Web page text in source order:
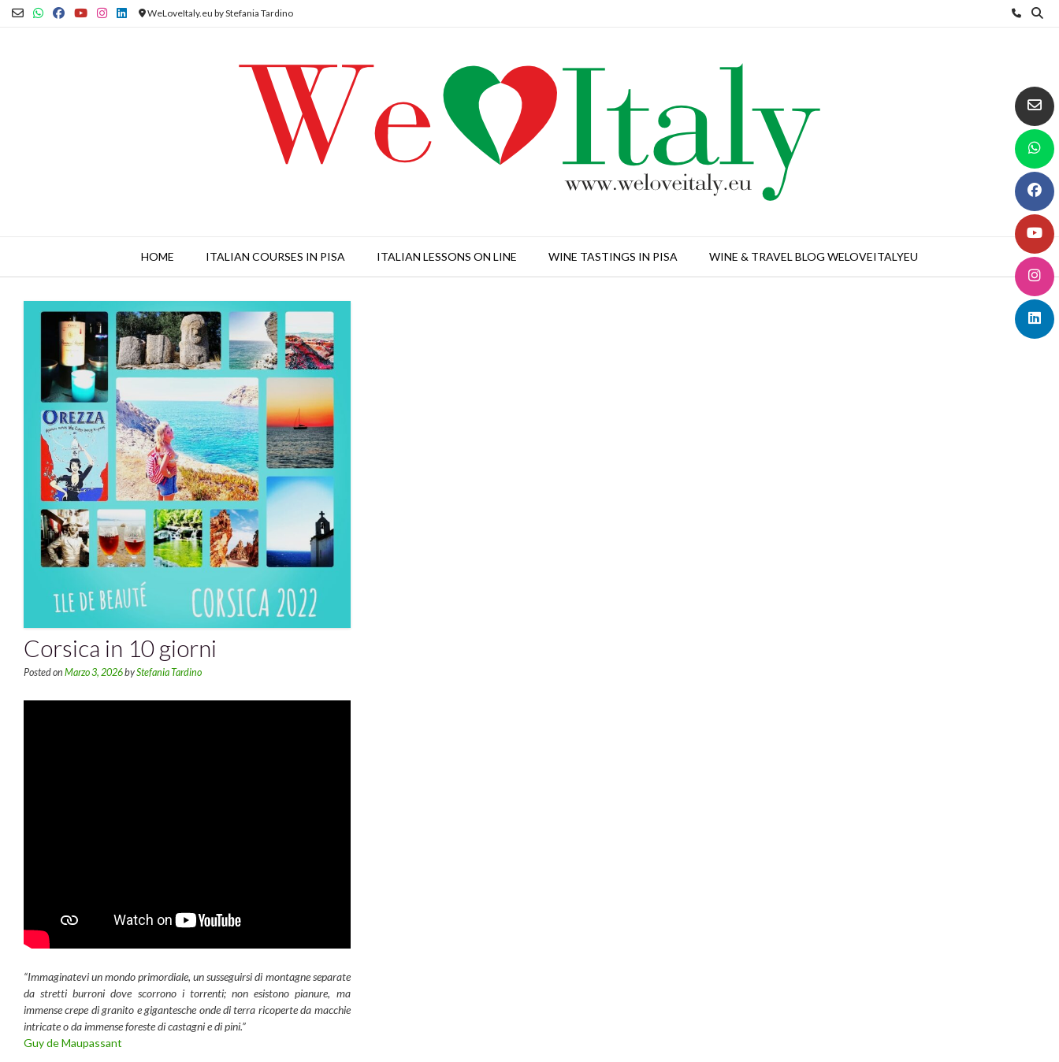
Skip
WeLoveItaly.eu by Stefania Tardino
HOME ITALIAN COURSES IN PISA ITALIAN LESSONS ON LINE WINE TASTINGS IN PISA WINE & TRAVEL BLOG WELOVEITALYEU
Corsica in 10 giorni
Posted on Marzo 3, 2026byStefania Tardino
“Immaginatevi un mondo primordiale, un susseguirsi di montagne separate
da stretti burroni dove scorrono i torrenti; non esistono pianure, ma
immense crepe di granito e gigantesche onde di terra ricoperte da macchie
intricate o da immense foreste di castagni e di pini.”
Guy de Maupassant